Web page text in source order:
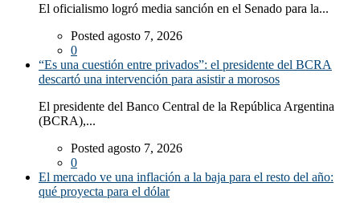
El oficialismo logró media sanción en el Senado para la...
Posted agosto 7, 2026
0
“Es una cuestión entre privados”: el presidente del BCRA
descartó una intervención para asistir a morosos
El presidente del Banco Central de la República Argentina
(BCRA),...
Posted agosto 7, 2026
0
El mercado ve una inflación a la baja para el resto del año:
qué proyecta para el dólar